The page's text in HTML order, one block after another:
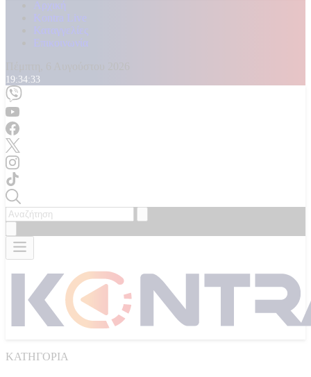
Αρχική
Kontra Live
Καταγγελίες
Επικοινωνία
19:34:36
ΚΑΤΗΓΟΡΙΑ